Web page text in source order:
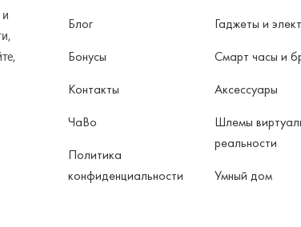
Блог
Бонусы
Контакты
ЧаВо
Политика
конфиденциальности
Гаджеты и
Смарт часы и
Аксессуары
Шлемы
реальности
Умный дом